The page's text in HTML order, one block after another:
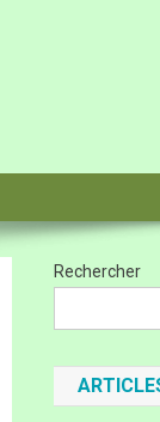
Rechercher